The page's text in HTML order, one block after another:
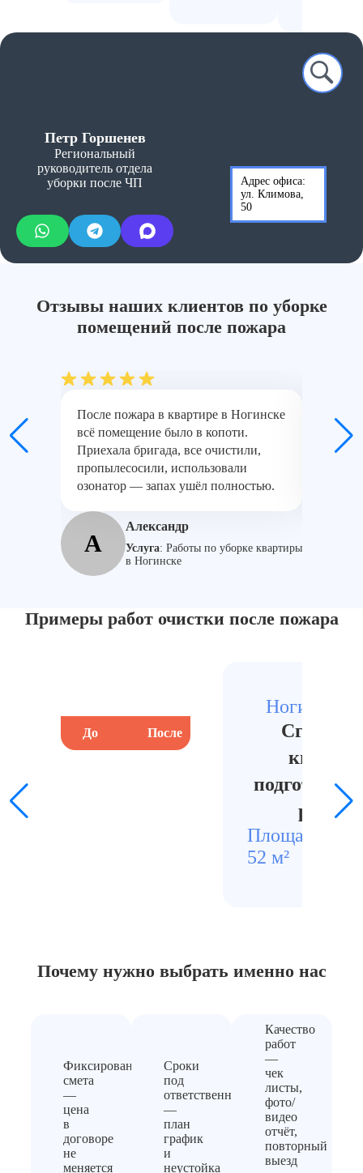
Петр Горшенев
Региональный
руководитель отдела
уборки после ЧП
Адрес офиса:
ул. Климова,
50
Отзывы наших клиентов по уборке
помещений после пожара
После пожара в квартире в Ногинске
всё помещение было в копоти.
Приехала бригада, все очистили,
пропылесосили, использовали
озонатор — запах ушёл полностью.
А
Александр
Услуга: Работы по уборке квартиры
в Ногинске
Примеры работ очистки после пожара
До После
Ногинск,
ремонт
Площадь
52 м²
Почему нужно выбрать именно нас
Фиксированная
смета
—
цена
в
договоре
не
меняется
Сроки
под
ответственность
—
план
график
и
неустойка
Качество
работ
—
чек
листы,
фото/
видео
отчёт,
повторный
выезд